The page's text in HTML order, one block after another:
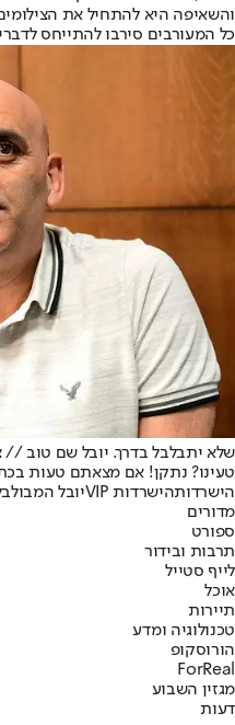
והשאיפה היא להתחיל את
כל המעורבים סירבו להתייחס
שלא יתבלבל בדרך. יובל שם טוב //
טעינו? נתקן! אם מצאתם טעות
הישרדותהישרדות VIP יובל
מדורים
ספורט
תרבות ובידור
לייף סטייל
אוכל
תיירות
טכנולוגיה ומדע
הורוסקופ
ForReal
מגזין השבוע
דעות